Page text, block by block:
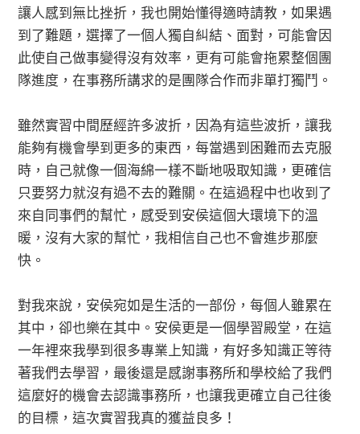
讓人感到無比挫折，我也開始懂得適時請教，如果遇
到了難題，選擇了一個人獨自糾結、面對，可能會因
此使自己做事變得沒有效率，更有可能會拖累整個團
隊進度，在事務所講求的是團隊合作而非單打獨鬥。
雖然實習中間歷經許多波折，因為有這些波折，讓我
能夠有機會學到更多的東西，每當遇到困難而去克服
時，自己就像一個海綿一樣不斷地吸取知識，更確信
只要努力就沒有過不去的難關。在這過程中也收到了
來自同事們的幫忙，感受到安侯這個大環境下的溫
暖，沒有大家的幫忙，我相信自己也不會進步那麼
快。
對我來說，安侯宛如是生活的一部份，每個人雖累在
其中，卻也樂在其中。安侯更是一個學習殿堂，在這
一年裡來我學到很多專業上知識，有好多知識正等待
著我們去學習，最後還是感謝事務所和學校給了我們
這麼好的機會去認識事務所，也讓我更確立自己往後
的目標，這次實習我真的獲益良多！